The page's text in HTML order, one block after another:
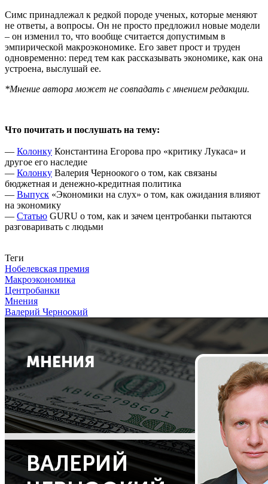
Симс принадлежал к редкой породе ученых, которые меняют
не ответы, а вопросы. Он не просто предложил новые модели
– он изменил то, что вообще считается допустимым в
эмпирической макроэкономике. Его завет прост и труден
одновременно: перед тем как рассказывать экономике, как она
устроена, выслушай ее.
*Мнение автора может не совпадать с мнением редакции.
Что почитать и послушать на тему:
— Колонку Константина Егорова про «критику Лукаса» и
другое его наследие
— Колонку Валерия Черноокого о том, как связаны
бюджетная и денежно-кредитная политика
— Выпуск «Экономики на слух» о том, как ожидания влияют
на экономику
— Статью GURU о том, как и зачем центробанки пытаются
разговаривать с людьми
Теги
Нобелевская премия
Макроэкономика
Центробанки
Мнения
Валерий Черноокий